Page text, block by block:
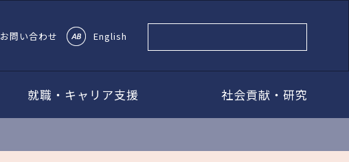
お問い合わせ English
就職・キャリア支援 社会貢献・研究